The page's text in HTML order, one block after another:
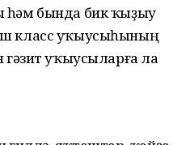
һәм бында бик ҡыҙыу
класс уҡыусыһының
гәзит уҡыусыларға ла